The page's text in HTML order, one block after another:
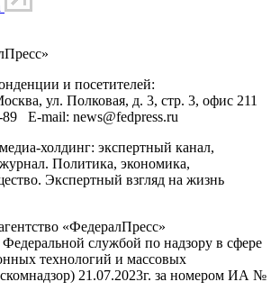
»
и посетителей:
, ул. Полковая, д. 3, стр. 3, офис 211
89 E-mail: news@fedpress.ru
холдинг: экспертный канал,
Политика, экономика,
Экспертный взгляд на жизнь
«ФедералПресс»
Федеральной службой по надзору в сфере
технологий и массовых
21.07.2023г. за номером ИА №